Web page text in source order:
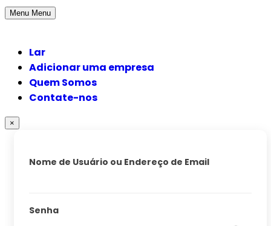
Menu Menu
Lar
Adicionar uma empresa
Quem Somos
Contate-nos
×
Nome de Usuário ou Endereço de Email
Senha